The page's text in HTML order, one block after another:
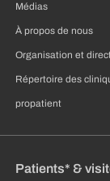
Médias
À propos de nous
Organisation et
Répertoire des
propatient
Patients* &